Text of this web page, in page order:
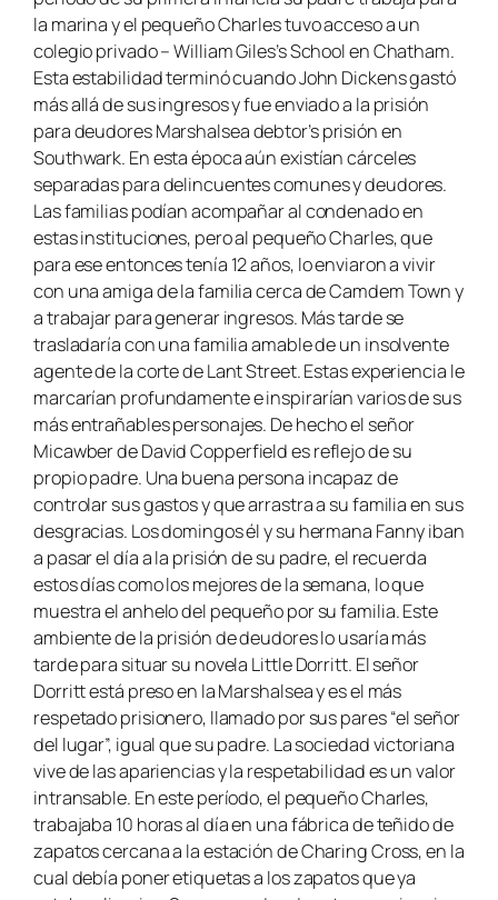
la marina y el pequeño Charles tuvo acceso a un
colegio privado –William Giles’s Schoolen Chatham.
Esta estabilidad terminó cuando John Dickens gastó
más allá de sus ingresos y fue enviado a la prisión
para deudoresMarshalsea debtor’s prisiónen
Southwark. En esta época aún existían cárceles
separadas para delincuentes comunes y deudores.
Las familias podían acompañar al condenado en
estas instituciones, pero al pequeño Charles, que
para ese entonces tenía 12 años, lo enviaron a vivir
con una amiga de la familia cerca de Camdem Town y
a trabajar para generar ingresos. Más tarde se
trasladaría con una familia amable de un insolvente
agente de la corte de Lant Street. Estas experiencia le
marcarían profundamente e inspirarían varios de sus
más entrañables personajes. De hecho el señor
Micawber deDavid Copperfieldes reflejo de su
propio padre. Una buena persona incapaz de
controlar sus gastos y que arrastra a su familia en sus
desgracias. Los domingos él y su hermana Fanny iban
a pasar el día a la prisión de su padre, el recuerda
estos días como los mejores de la semana, lo que
muestra el anhelo del pequeño por su familia. Este
ambiente de la prisión de deudores lo usaría más
tarde para situar su novela Little Dorritt. El señor
Dorritt está preso en la Marshalsea y es el más
respetado prisionero, llamado por sus pares “el señor
del lugar”, igual que su padre. La sociedad victoriana
vive de las apariencias y la respetabilidad es un valor
intransable. En este período, el pequeño Charles,
trabajaba 10 horas al día en una fábrica de teñido de
zapatos cercana a la estación de Charing Cross, en la
cual debía poner etiquetas a los zapatos que ya